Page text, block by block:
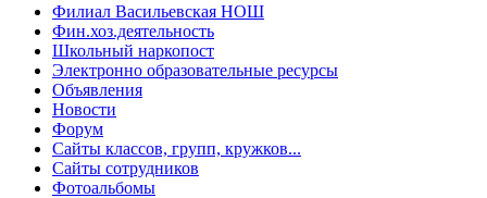
Филиал Васильевская НОШ
Фин.хоз.деятельность
Школьный наркопост
Электронно образовательные ресурсы
Объявления
Новости
Форум
Сайты классов, групп, кружков...
Сайты сотрудников
Фотоальбомы